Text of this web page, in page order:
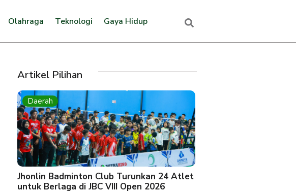
Olahraga Teknologi Gaya Hidup
Artikel Pilihan
Daerah
Jhonlin Badminton Club Turunkan 24 Atlet
untuk Berlaga di JBC VIII Open 2026